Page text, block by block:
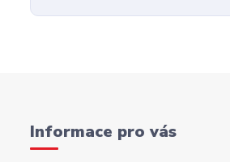
Informace pro vás